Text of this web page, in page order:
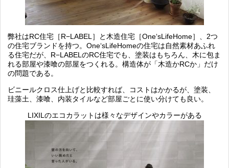
弊社はRC住宅［R−LABEL ］と木造住宅［One‘sLifeHome］、 2つ
の住宅ブランドを持つ。 One‘sLifeHomeの住宅は自然素材あふれ
る住宅だが、 R−LABEL のRC住宅でも、塗装はもちろん、木に包ま
れる部屋や漆喰の部屋をつくれる。構造体が「木造かRCか」だけ
の問題である。
ビニールクロス仕上げと比較すれば、コストはかかるが、塗装、
珪藻土、漆喰、内装タイルなど部屋ごとに使い分けても良い。
LIXILのエコカラットは様々なデザインやカラーがある